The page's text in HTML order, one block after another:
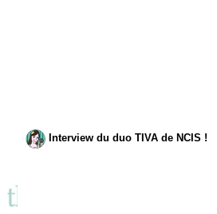
Interview du duo TIVA de NCIS !